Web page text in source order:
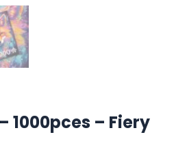
1000pces – Fiery